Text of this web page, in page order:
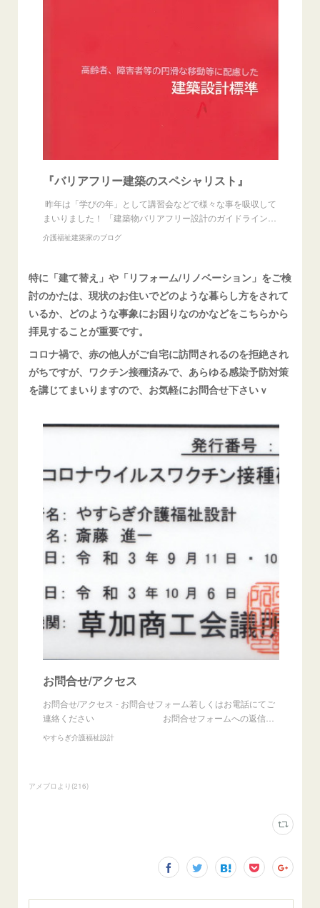
『バリアフリー建築のスペシャリスト』
昨年は「学びの年」として講習会などで様々な事を吸収して
まいりました！ 「建築物バリアフリー設計のガイドライン…
介護福祉建築家のブログ
特に「建て替え」や「リフォーム/リノベーション」をご検
討のかたは、現状のお住いでどのような暮らし方をされて
いるか、どのような事象にお困りなのかなどをこちらから
拝見することが重要です。
コロナ禍で、赤の他人がご自宅に訪問されるのを拒絶され
がちですが、ワクチン接種済みで、あらゆる感染予防対策
を講じてまいりますので、お気軽にお問合せ下さいｖ
お問合せ/アクセス
お問合せ/アクセス - お問合せフォーム若しくはお電話にてご
連絡ください お問合せフォームへの返信…
やすらぎ介護福祉設計
アメブロより (216)